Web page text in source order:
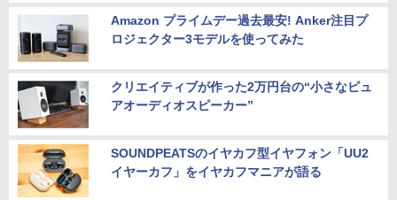
Amazon プライムデー過去最安! Anker注目プ
ロジェクター3モデルを使ってみた
クリエイティブが作った2万円台の“小さなピュ
アオーディオスピーカー”
SOUNDPEATSのイヤカフ型イヤフォン「UU2
イヤーカフ」をイヤカフマニアが語る